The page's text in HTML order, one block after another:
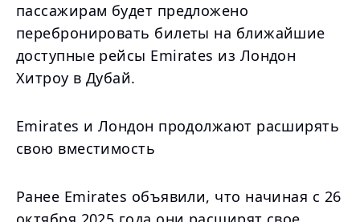
пассажирам будет предложено
перебронировать билеты на ближайшие
доступные рейсы Emirates из Лондон
Хитроу в Дубай.
Emirates и Лондон продолжают расширять
свою вместимость
Ранее Emirates объявили, что начиная с 26